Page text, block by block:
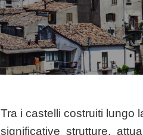
Tra i castelli costruiti lungo
significative strutture,